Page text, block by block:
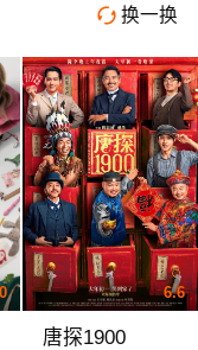
 换一换
6.6
唐探1900